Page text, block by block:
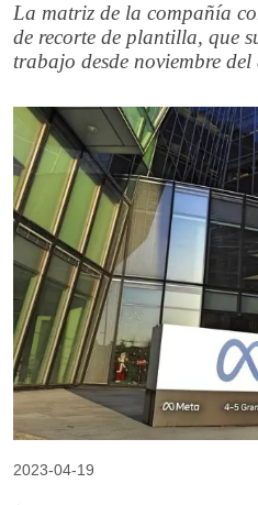
La matriz de la compañía
de recorte de plantilla, que
trabajo desde noviembre
2023-04-19